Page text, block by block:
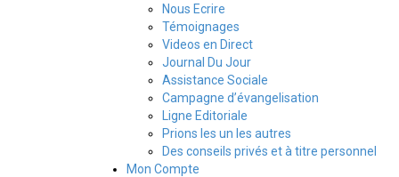
Nous Ecrire
Témoignages
Videos en Direct
Journal Du Jour
Assistance Sociale
Campagne d’évangelisation
Ligne Editoriale
Prions les un les autres
Des conseils privés et à titre personnel
Mon Compte